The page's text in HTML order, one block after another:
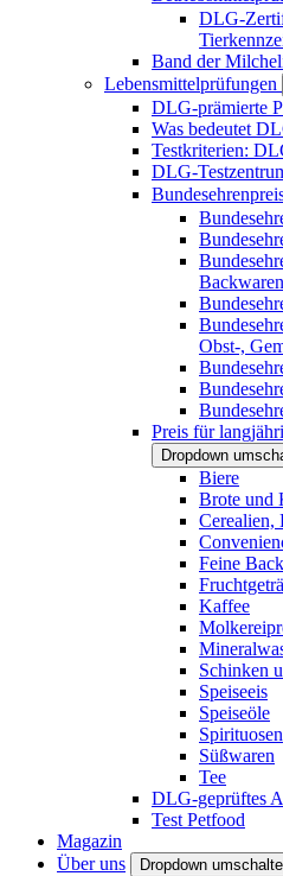
DLG-
Band der
Lebensmittelprüfungen
DLG-prämierte
Was bedeutet
Testkriterien:
DLG-
Backwaren
Obst-,
Preis für
Dropdown
Biere
Brote und
Cerealien,
Feine
Kaffee
Schinken
Speiseeis
Speiseöle
Spirituosen
Süßwaren
Tee
DLG-geprüftes
Test Petfood
Magazin
Über uns
Dropdown